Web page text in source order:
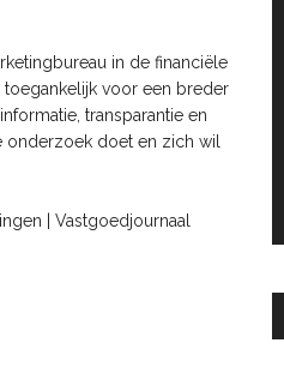
in de financiële
voor een breder
transparantie en
onderzoek doet en zich wil
| Vastgoedjournaal